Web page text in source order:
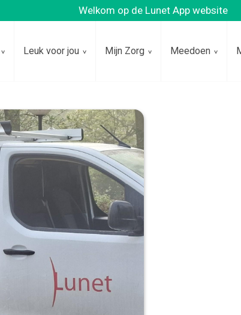
Welkom op de Lunet App website
Leuk voor jou Mijn Zorg Meedoen